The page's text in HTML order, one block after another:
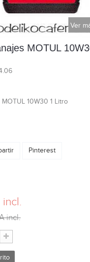
Ver
MOTUL
10W30 1 Litro
Pinterest
incl.
incl.